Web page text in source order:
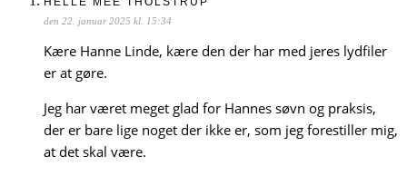
den 22. januar 2025 kl. 15:34
Kære Hanne Linde, kære den der har med jeres lydfiler
er at gøre.
Jeg har været meget glad for Hannes søvn og praksis,
der er bare lige noget der ikke er, som jeg forestiller mig,
at det skal være.